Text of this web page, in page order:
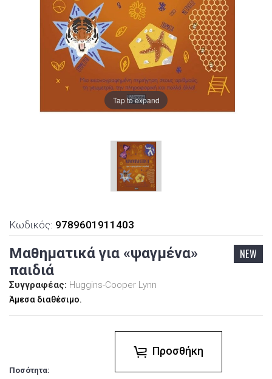
Tap to expand
Κωδικός: 9789601911403
Μαθηματικά για «ψαγμένα»
παιδιά
NEW
Συγγραφέας: Huggins-Cooper Lynn
Άμεσα διαθέσιμο.
Ποσότητα:
Προσθήκη